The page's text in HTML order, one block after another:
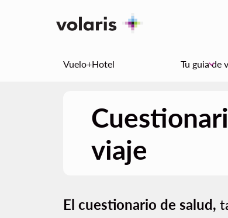
Vuelo+Hotel Tu guia de
keyboard_arrow_down
viaje
El cuestionario de salud,